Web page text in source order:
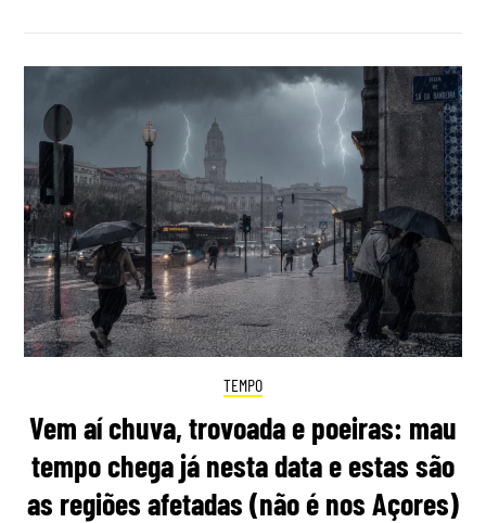
TEMPO
Vem aí chuva, trovoada e poeiras: mau
tempo chega já nesta data e estas são
as regiões afetadas (não é nos Açores)